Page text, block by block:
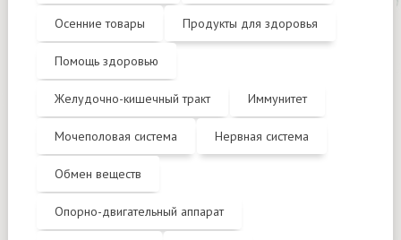
Осенние товары Продукты для здоровья
Помощь здоровью
Желудочно-кишечный тракт Иммунитет
Мочеполовая система Нервная система
Обмен веществ
Опорно-двигательный аппарат